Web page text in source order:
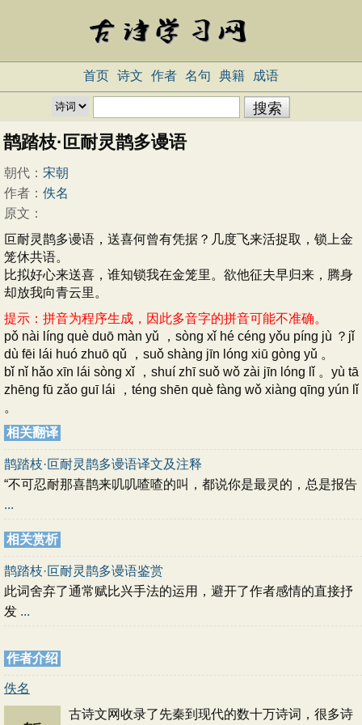
首页 诗文 作者 名句 典籍 成语
鹊踏枝·叵耐灵鹊多谩语
朝代： 宋朝
作者： 佚名
原文：
叵耐灵鹊多谩语，送喜何曾有凭据？几度飞来活捉取，锁上金
笼休共语。
比拟好心来送喜，谁知锁我在金笼里。欲他征夫早归来，腾身
却放我向青云里。
提示：拼音为程序生成，因此多音字的拼音可能不准确。
pǒ nài líng què duō màn yǔ ，sòng xǐ hé céng yǒu píng jù ？jǐ
dù fēi lái huó zhuō qǔ ，suǒ shàng jīn lóng xiū gòng yǔ 。
bǐ nǐ hǎo xīn lái sòng xǐ ，shuí zhī suǒ wǒ zài jīn lóng lǐ 。yù tā
zhēng fū zǎo guī lái ，téng shēn què fàng wǒ xiàng qīng yún lǐ
。
相关翻译
鹊踏枝·叵耐灵鹊多谩语译文及注释
“不可忍耐那喜鹊来叽叽喳喳的叫，都说你是最灵的，总是报告
...
相关赏析
鹊踏枝·叵耐灵鹊多谩语鉴赏
此词舍弃了通常赋比兴手法的运用，避开了作者感情的直接抒
发 ...
作者介绍
佚名
古诗文网收录了先秦到现代的数十万诗词，很多诗